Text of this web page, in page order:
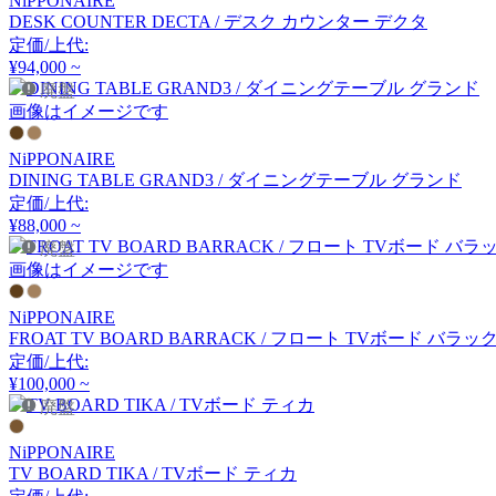
アーメット
ART WORK STUDIO
artek
アルテック
Artemide
アルテミデ
ARUNAi
DESK COUNTER DECTA / デスク カウンター デクタ
定価/上代:
¥94,000 ~
廃盤
画像はイメージです
NiPPONAIRE
DINING TABLE GRAND3 / ダイニングテーブル グランド
定価/上代:
¥88,000 ~
廃盤
画像はイメージです
NiPPONAIRE
FROAT TV BOARD BARRACK / フロート TVボード バラッ
定価/上代:
¥100,000 ~
廃盤
NiPPONAIRE
TV BOARD TIKA / TVボード ティカ